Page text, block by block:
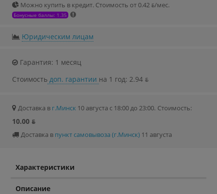
Можно купить в кредит. Стоимость от 0.42 ƃ/мec.
Бонусные баллы: 1.35
Юридическим лицам
Гарантия: 1 месяц
Стоимость доп. гарантии на 1 год: 2.94 ƃ
Доставка в г.Минск 10 августа с 18:00 до 23:00. Стоимость:
10.00 ƃ
Доставка в пункт самовывоза (г.Минск) 11 августа
Характеристики
Описание